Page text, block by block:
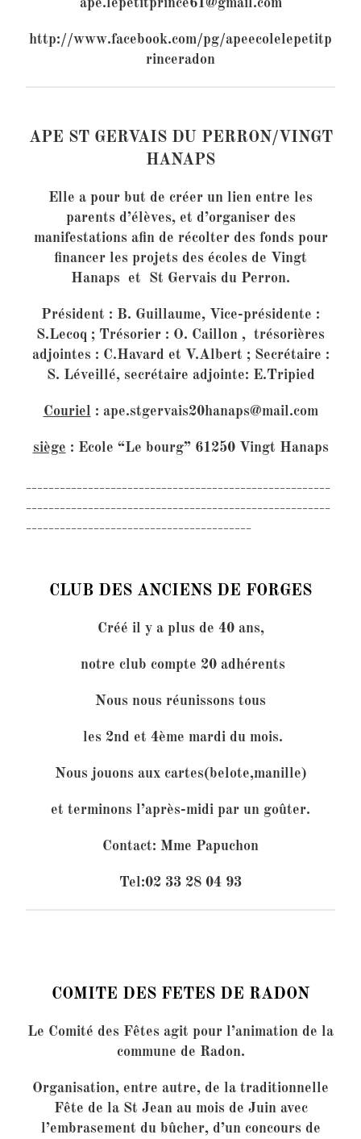
ape.lepetitprince61@gmail.com
http://www.facebook.com/pg/apeecolelepetitp
rinceradon
APE ST GERVAIS DU PERRON/VINGT
HANAPS
Elle a pour but de créer un lien entre les
parents d’élèves, et d’organiser des
manifestations afin de récolter des fonds pour
financer les projets des écoles de Vingt
Hanaps et St Gervais du Perron.
Président : B. Guillaume, Vice-présidente :
S.Lecoq ; Trésorier : O. Caillon , trésorières
adjointes : C.Havard et V.Albert ; Secrétaire :
S. Léveillé, secrétaire adjointe: E.Tripied
Couriel : ape.stgervais20hanaps@mail.com
siège : Ecole “Le bourg” 61250 Vingt Hanaps
CLUB DES ANCIENS DE FORGES
Créé il y a plus de 40 ans,
notre club compte 20 adhérents
Nous nous réunissons tous
les 2nd et 4ème mardi du mois.
Nous jouons aux cartes(belote,manille)
et terminons l’après-midi par un goûter.
Contact: Mme Papuchon
Tel:02 33 28 04 93
COMITE DES FETES DE RADON
Le Comité des Fêtes agit pour l’animation de la
commune de Radon.
Organisation, entre autre, de la traditionnelle
Fête de la St Jean au mois de Juin avec
l’embrasement du bûcher, d’un concours de